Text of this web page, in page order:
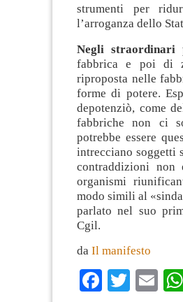
strumenti per
l’arroganza dello
Negli straordinari
fabbrica e poi di
riproposta nelle
forme di potere.
depotenziò, come
fabbriche non ci
potrebbe essere
intrecciano soggetti
contraddizioni non
organismi
modo simili al
parlato nel suo
Cgil.
da Il manifesto
Facebook
Twitter